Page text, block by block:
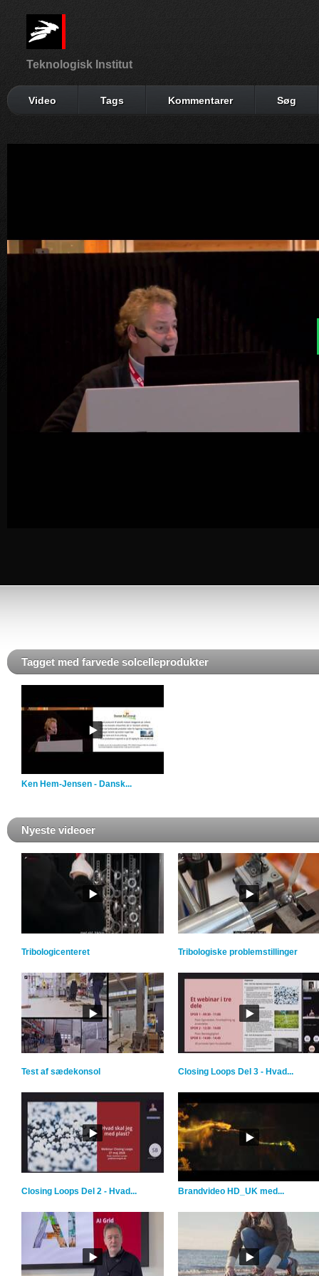
Teknologisk Institut
Video Tags Kommentarer Søg
Tagget med farvede solcelleprodukter
Ken Hem-Jensen - Dansk...
Nyeste videoer
Tribologicenteret Tribologiske problemstillinger
Test af sædekonsol Closing Loops Del 3 - Hvad...
Closing Loops Del 2 - Hvad... Brandvideo HD_UK med...